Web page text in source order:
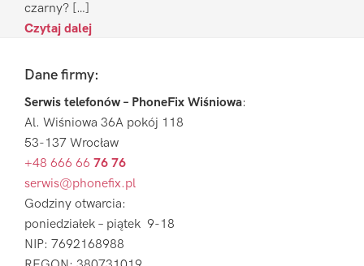
czarny? […]
Czytaj dalej
FooterDane firmy:
Serwis telefonów – PhoneFix Wiśniowa:
Al. Wiśniowa 36A pokój 118
53-137 Wrocław
+48 666 66 76 76
serwis@phonefix.pl
Godziny otwarcia:
poniedziałek – piątek 9-18
NIP: 7692168988